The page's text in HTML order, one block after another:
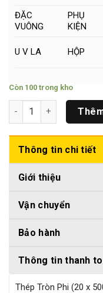
ĐẶC
VUÔNG
PHỤ
KIỆN
U V LA HỘP
Còn 100 trong kho
Thép Tròn Phi (20 x
Thông tin chi tiết
Giới thiệu
Vận chuyển
Bảo hành
Thông tin thanh
Thép Tròn Phi (20 x